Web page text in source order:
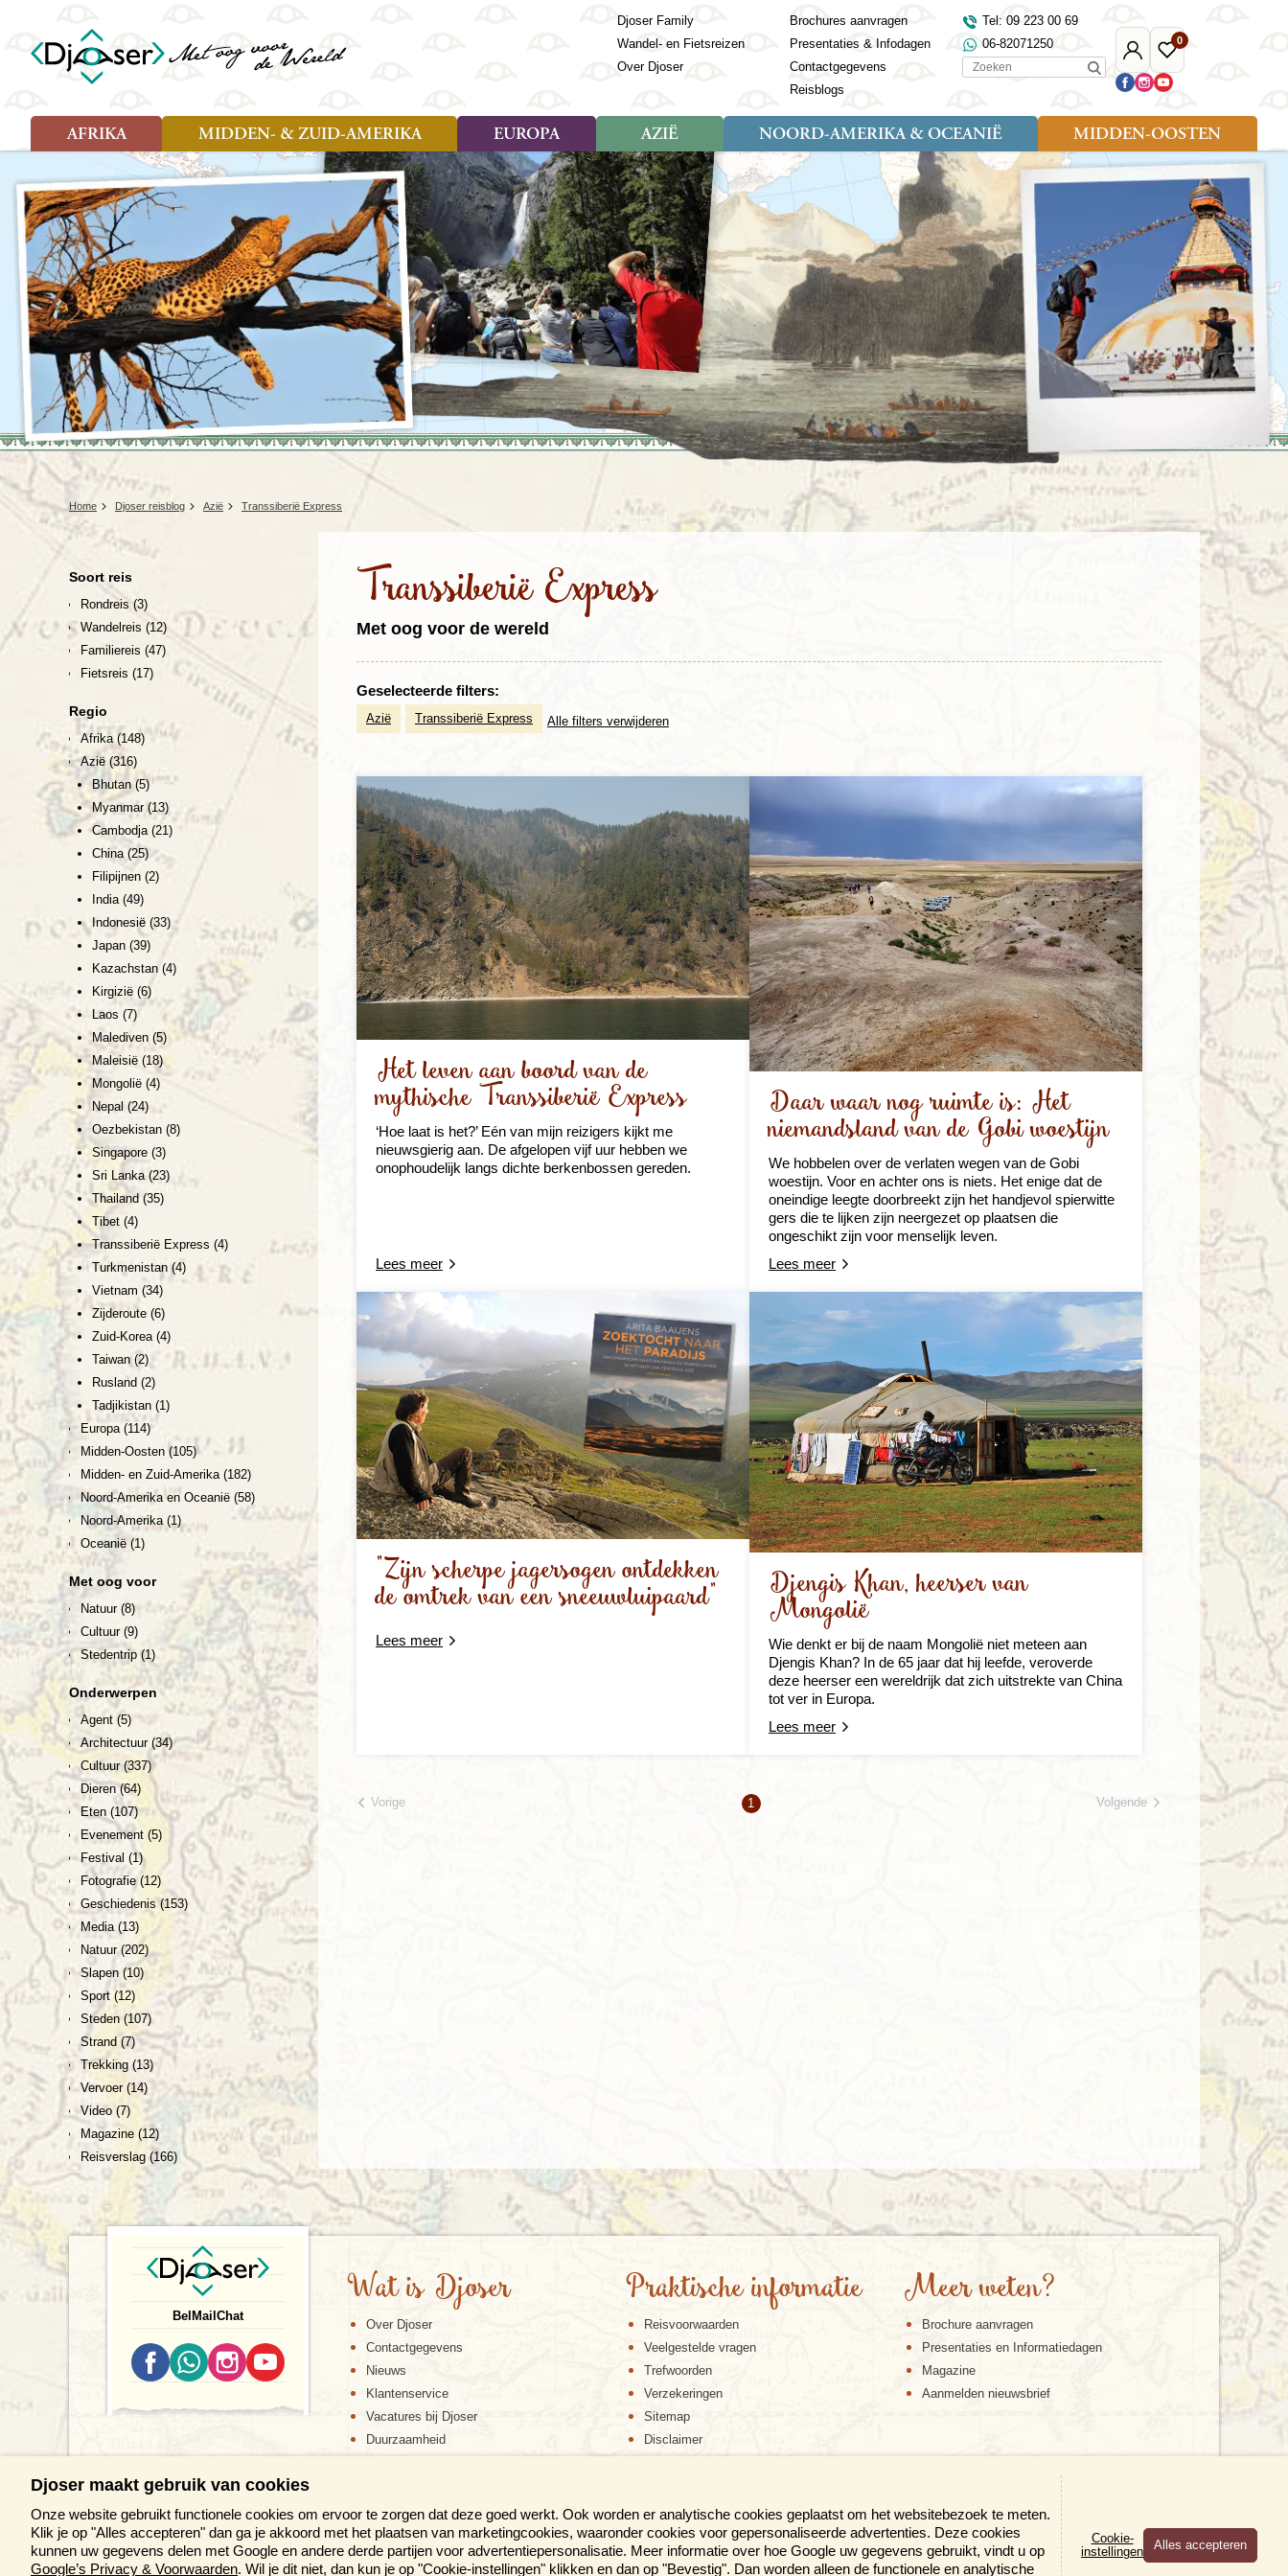
Mijn
Djoser
0
Favoriete
reizen
Djoser Family
Wandel- en Fietsreizen
Over Djoser
Brochures aanvragen
Presentaties & Infodagen
Contactgegevens
Reisblogs
Tel: 09 223 00 69
06-82071250
Zoeken
AFRIKA
Rondreis (26)
Familiereis (10)
Fietsreis (2)
Wandelreis (1)
Cultuur (3)
Natuur (6)
Nieuwe reizen
Voodoo in Benin en Togo, 16
dagen
Landen
Botswana
Egypte
Ghana
Kaapverdië
Madagaskar
Malawi
Marokko
Mauritius
Mozambique
Namibië
Oeganda
Sao Tomé en Principe
Swaziland
Tanzania
Togo
Zambia
Zanzibar
Zimbabwe
Zuid-Afrika
MIDDEN- & ZUID-AMERIKA
Soort reizen
Familiereis (11)
Fietsreis (1)
Cultuur (9)
Natuur (13)
Landen
Amazone
Argentinië
Belize
Bolivia
Brazilië
Chili
Colombia
Costa Rica
Cuba
Ecuador
El Salvador
(Frans) Guyana
Galapagos
Guatemala
Honduras
Mexico
Nicaragua
Paaseiland
Paraguay
Peru
Suriname
EUROPA
Soort reizen
Rondreis (28)
Familiereis (11)
Fietsreis (8)
Wandelreis (23)
Cultuur (12)
Natuur (3)
Landen
Albanië
Andorra
Armenië
Azerbeidzjan
Azoren
Balkan
Baltische Staten
Bosnië en Herzegovina
Bulgarije
Engeland
Estland
Finland
Frankrijk
Griekenland
IJsland
Ierland
Italië
Kaapverdië
Kroatië
Lapland
Letland
Litouwen
Madeira
Montenegro
Noorwegen
Polen
Portugal
Roemenië
Sardinië
Schotland
Servië
Spanje
Turkije
Verenigd Koninkrijk
Wales
AZIË
Soort reizen
Rondreis (57)
Familiereis (22)
Fietsreis (3)
Cultuur (28)
Natuur (16)
Nieuwe reizen
Rondreis China & Tibet, 42
dagen
Rondreis Sulawesi &
Molukken, 22 dagen
Landen
Bangladesh
Bhutan
Cambodja
China
Filipijnen
India
Indochina
Indonesië
Japan
Jordanië
Kazachstan
Kirgizië
Laos
Malediven
Maleisië
Mongolië
Nepal
Oezbekistan
Singapore
Sri Lanka
Taiwan
Tibet
Turkmenistan
Vietnam
Zijderoute
Zuid-Korea
NOORD-AMERIKA & OCEANIË
Soort reizen
Rondreis (7)
Familiereis (2)
Landen
Alaska
Australië
Canada
Nieuw-Zeeland
Verenigde Staten
MIDDEN-OOSTEN
Soort reizen
Rondreis (18)
Familiereis (9)
Fietsreis (1)
Wandelreis (3)
Cultuur (8)
Landen
Marokko
Oman
Saoedi-Arabië
Tunesië
Home Djoser reisblog Azië Transsiberië Express
Transsiberië Express
Met oog voor de wereld
Geselecteerde filters:
Azië Transsiberië Express Alle filters verwijderen
Het leven aan boord van de
mythische Transsiberië Express
‘Hoe laat is het?’ Eén van mijn reizigers kijkt me
nieuwsgierig aan. De afgelopen vijf uur hebben we
onophoudelijk langs dichte berkenbossen gereden.
Lees meer
Daar waar nog ruimte is: Het
niemandsland van de Gobi woestijn
We hobbelen over de verlaten wegen van de Gobi
woestijn. Voor en achter ons is niets. Het enige dat de
oneindige leegte doorbreekt zijn het handjevol spierwitte
gers die te lijken zijn neergezet op plaatsen die
ongeschikt zijn voor menselijk leven.
Lees meer
"Zijn scherpe jagersogen ontdekken
de omtrek van een sneeuwluipaard"
Lees meer
Djengis Khan, heerser van
Mongolië
Wie denkt er bij de naam Mongolië niet meteen aan
Djengis Khan? In de 65 jaar dat hij leefde, veroverde
deze heerser een wereldrijk dat zich uitstrekte van China
tot ver in Europa.
Lees meer
Vorige 1 Volgende
Soort reis
Rondreis (3)
Wandelreis (12)
Familiereis (47)
Fietsreis (17)
Regio
Afrika (148)
Azië (316)
Bhutan (5)
Myanmar (13)
Cambodja (21)
China (25)
Filipijnen (2)
India (49)
Indonesië (33)
Japan (39)
Kazachstan (4)
Kirgizië (6)
Laos (7)
Malediven (5)
Maleisië (18)
Mongolië (4)
Nepal (24)
Oezbekistan (8)
Singapore (3)
Sri Lanka (23)
Thailand (35)
Tibet (4)
Transsiberië Express (4)
Turkmenistan (4)
Vietnam (34)
Zijderoute (6)
Zuid-Korea (4)
Taiwan (2)
Rusland (2)
Tadjikistan (1)
Europa (114)
Midden-Oosten (105)
Midden- en Zuid-Amerika (182)
Noord-Amerika en Oceanië (58)
Noord-Amerika (1)
Oceanië (1)
Met oog voor
Natuur (8)
Cultuur (9)
Stedentrip (1)
Onderwerpen
Agent (5)
Architectuur (34)
Cultuur (337)
Dieren(64)
Eten (107)
Evenement (5)
Festival (1)
Fotografie (12)
Geschiedenis(153)
Media (13)
Natuur(202)
Slapen (10)
Sport (12)
Steden (107)
Strand (7)
Trekking (13)
Vervoer (14)
Video (7)
Magazine (12)
Reisverslag(166)
Bel Mail Chat
Wat is Djoser
Over Djoser
Contactgegevens
Nieuws
Klantenservice
Vacatures bij Djoser
Duurzaamheid
Praktische informatie
Reisvoorwaarden
Veelgestelde vragen
Trefwoorden
Verzekeringen
Sitemap
Disclaimer
Reis en boek met Djoser zekerheid
Meer weten?
Brochure aanvragen
Presentaties en Informatiedagen
Magazine
Aanmelden nieuwsbrief
Djoser maakt gebruik van cookies
Onze website gebruikt functionele cookies om ervoor te zorgen dat deze goed werkt. Ook worden er analytische cookies geplaatst om het websitebezoek te meten.
Klik je op "Alles accepteren" dan ga je akkoord met het plaatsen van marketingcookies, waaronder cookies voor gepersonaliseerde advertenties. Deze cookies
kunnen uw gegevens delen met Google en andere derde partijen voor advertentiepersonalisatie. Meer informatie over hoe Google uw gegevens gebruikt, vindt u op
Google’s Privacy & Voorwaarden. Wil je dit niet, dan kun je op "Cookie-instellingen" klikken en dan op "Bevestig". Dan worden alleen de functionele en analytische
Cookie-
instellingen
×